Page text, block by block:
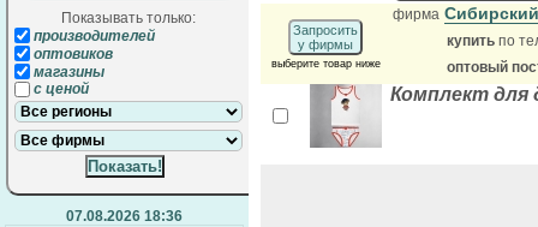
Показывать только:
производителей
оптовиков
магазины
с ценой
07.08.2026 18:36
Запросить
у фирмы
выберите товар ниже
фирма
купить по
оптовый
Комплект для